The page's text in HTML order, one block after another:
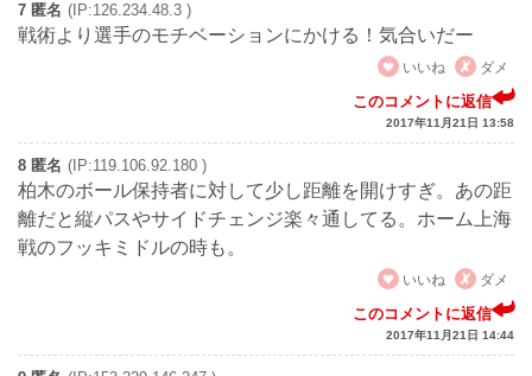
7 匿名 (IP:126.234.48.3 )
戦術より選手のモチベーションにかける！気合いだー
いいね
ダメ
このコメントに返信
2017年11月21日 13:58
8 匿名 (IP:119.106.92.180 )
柏木のボール保持者に対して少し距離を開けすぎ。あの距
離だと縦パスやサイドチェンジ楽々通してる。ホーム上海
戦のフッキミドルの時も。
いいね
ダメ
このコメントに返信
2017年11月21日 14:44